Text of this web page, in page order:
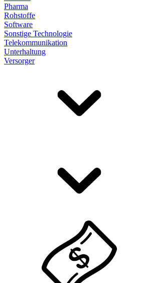
Pharma
Rohstoffe
Software
Sonstige Technologie
Telekommunikation
Unterhaltung
Versorger